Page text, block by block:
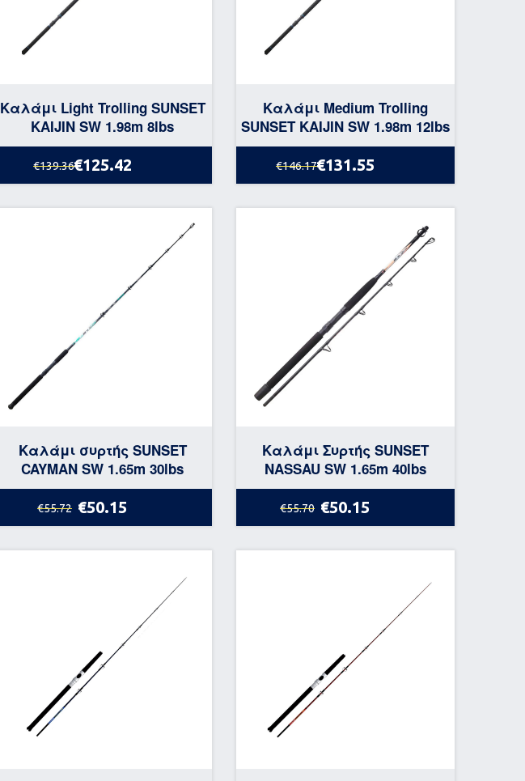
Καλάμι Light Trolling SUNSET
KAIJIN SW 1.98m 8lbs
€139.36€125.42
Καλάμι Medium Trolling
SUNSET KAIJIN SW 1.98m 12lbs
€146.17€131.55
Καλάμι συρτής SUNSET
CAYMAN SW 1.65m 30lbs
€55.72 €50.15
Καλάμι Συρτής SUNSET
NASSAU SW 1.65m 40lbs
€55.70 €50.15